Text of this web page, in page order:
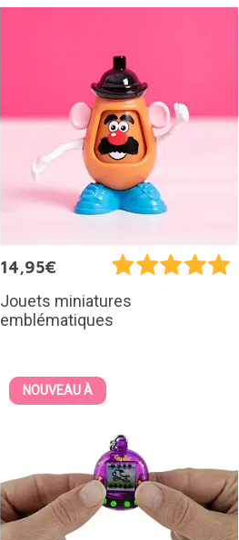
14,95€
Jouets miniatures
emblématiques
NOUVEAU À